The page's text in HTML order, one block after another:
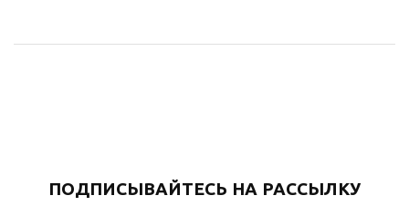
ПОДПИСЫВАЙТЕСЬ НА РАССЫЛКУ